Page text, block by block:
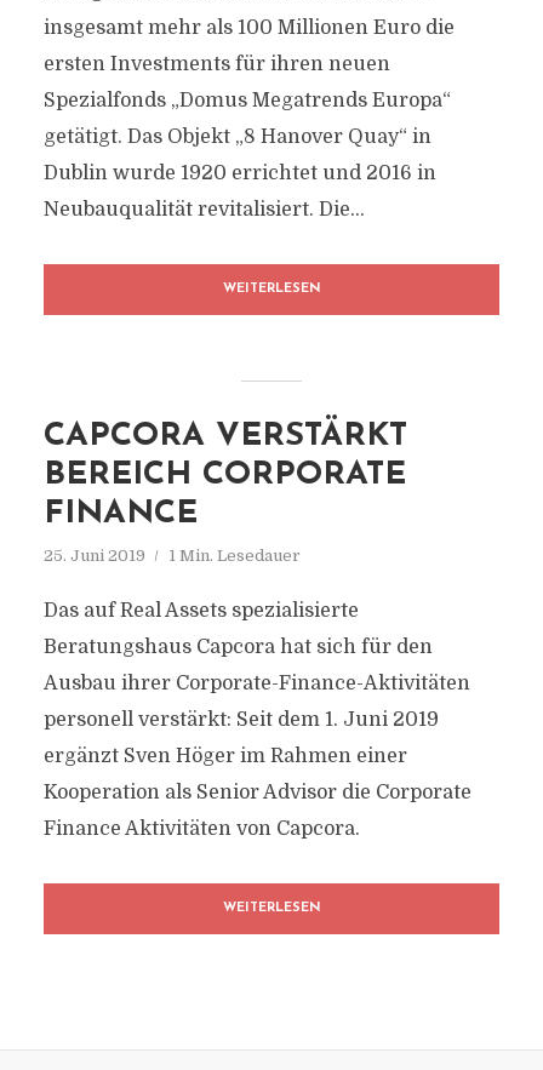
insgesamt mehr als 100 Millionen Euro die
ersten Investments für ihren neuen
Spezialfonds „Domus Megatrends Europa“
getätigt. Das Objekt „8 Hanover Quay“ in
Dublin wurde 1920 errichtet und 2016 in
Neubauqualität revitalisiert. Die...
WEITERLESEN
CAPCORA VERSTÄRKT
BEREICH CORPORATE
FINANCE
25. Juni 2019 1 Min. Lesedauer
Das auf Real Assets spezialisierte
Beratungshaus Capcora hat sich für den
Ausbau ihrer Corporate-Finance-Aktivitäten
personell verstärkt: Seit dem 1. Juni 2019
ergänzt Sven Höger im Rahmen einer
Kooperation als Senior Advisor die Corporate
Finance Aktivitäten von Capcora.
WEITERLESEN